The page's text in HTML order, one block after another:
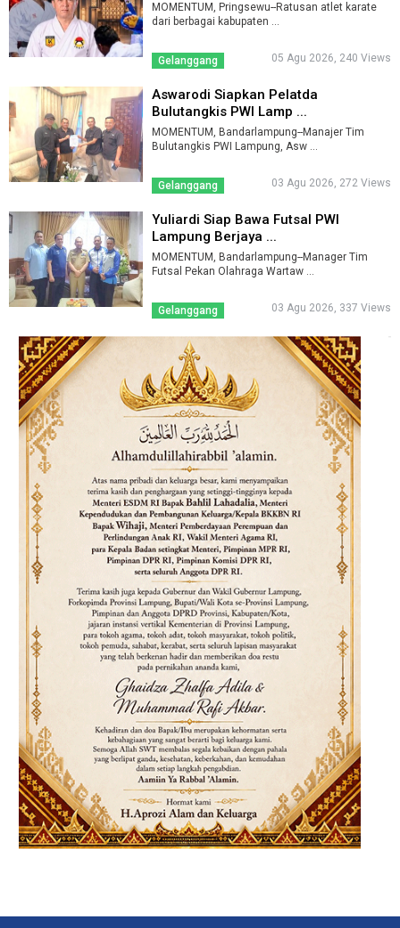
MOMENTUM, Pringsewu--Ratusan atlet karate
dari berbagai kabupaten ...
Gelanggang 05 Agu 2026, 240 Views
Aswarodi Siapkan Pelatda
Bulutangkis PWI Lamp ...
MOMENTUM, Bandarlampung--Manajer Tim
Bulutangkis PWI Lampung, Asw ...
Gelanggang 03 Agu 2026, 272 Views
Yuliardi Siap Bawa Futsal PWI
Lampung Berjaya ...
MOMENTUM, Bandarlampung--Manager Tim
Futsal Pekan Olahraga Wartaw ...
Gelanggang 03 Agu 2026, 337 Views